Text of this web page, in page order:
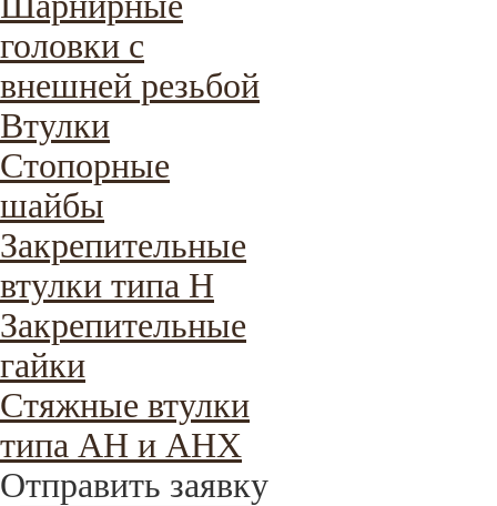
головки с
внешней резьбой
Втулки
Стопорные
шайбы
Закрепительные
втулки типа H
Закрепительные
гайки
Стяжные втулки
типа AH и AHX
Отправить заявку